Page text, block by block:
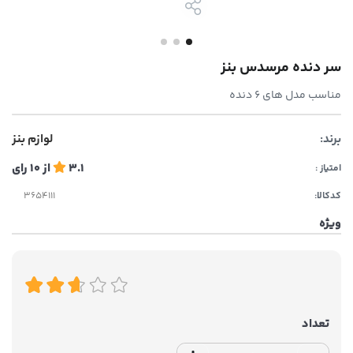
سر دنده مرسدس بنز
مناسب مدل های ۶ دنده
برند: لوازم بنز
امتیاز : 3.1 از10رای
کدکالا:
ویژه
تعداد